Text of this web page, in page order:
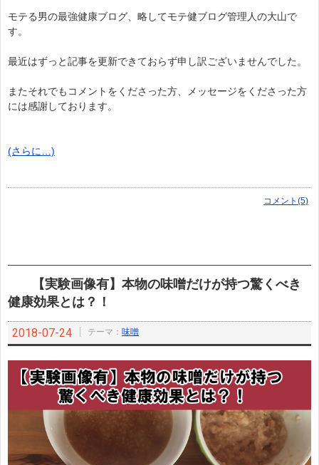
モテる男の最強健康ブログ、略してモテ健ブログ管理人の大山で
す。
最近はずっと記事を更新できておらず申し訳ございませんでした。
またそれでもコメントをくださった方、メッセージをくださった方
には感謝しております。
(さらに…)
コメント(5)
【実験画像有】本物の味噌だけが持つ驚くべき
健康効果とは？！
2018-07-24 テーマ： 味噌